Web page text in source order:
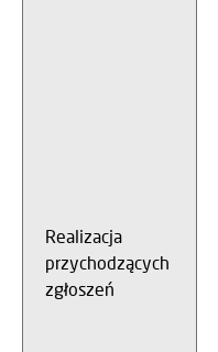
Realizacja
przychodzących
zgłoszeń